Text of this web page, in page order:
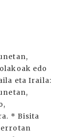
edo
eta Iraila:
* Bisita